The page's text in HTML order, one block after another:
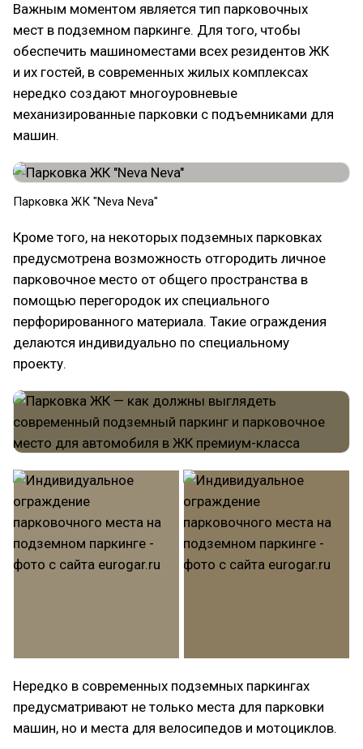
Важным моментом является тип парковочных
мест в подземном паркинге. Для того, чтобы
обеспечить машиноместами всех резидентов ЖК
и их гостей, в современных жилых комплексах
нередко создают многоуровневые
механизированные парковки с подъемниками для
машин.
Парковка ЖК "Neva Neva"
Кроме того, на некоторых подземных парковках
предусмотрена возможность отгородить личное
парковочное место от общего пространства в
помощью перегородок их специального
перфорированного материала. Такие ограждения
делаются индивидуально по специальному
проекту.
Нередко в современных подземных паркингах
предусматривают не только места для парковки
машин, но и места для велосипедов и мотоциклов.